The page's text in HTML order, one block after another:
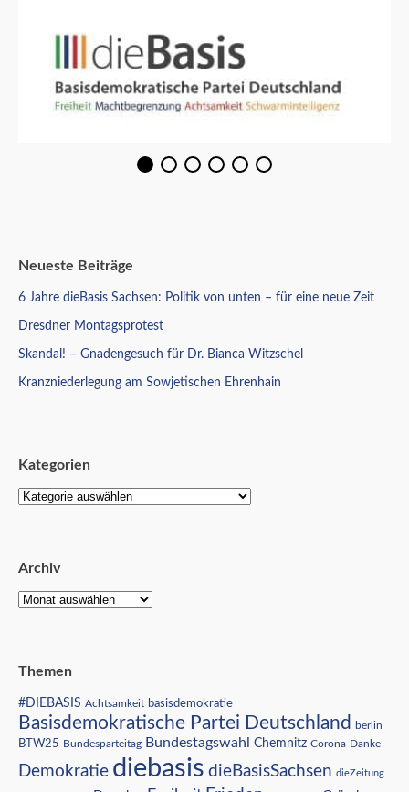
Neueste Beiträge
6 Jahre dieBasis Sachsen: Politik von unten – für eine neue Zeit
Dresdner Montagsprotest
Skandal! – Gnadengesuch für Dr. Bianca Witzschel
Kranzniederlegung am Sowjetischen Ehrenhain
Kategorien
Archiv
Themen
#DIEBASIS Achtsamkeit basisdemokratie
Basisdemokratische Partei Deutschland berlin
BTW25 Bundesparteitag Bundestagswahl Chemnitz Corona Danke
Demokratie diebasis dieBasisSachsen dieZeitung